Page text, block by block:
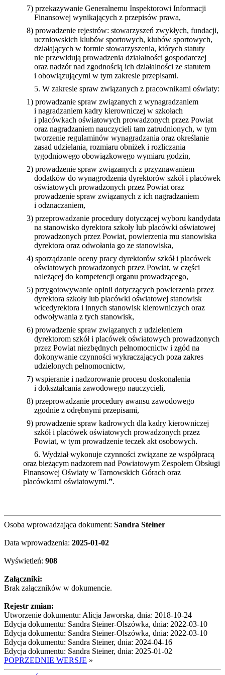
7) przekazywanie Generalnemu Inspektorowi Informacji
Finansowej wynikających z przepisów prawa,
8) prowadzenie rejestrów: stowarzyszeń zwykłych, fundacji,
uczniowskich klubów sportowych, klubów sportowych,
działających w formie stowarzyszenia, których statuty
nie przewidują prowadzenia działalności gospodarczej
oraz nadzór nad zgodnością ich działalności ze statutem
i obowiązującymi w tym zakresie przepisami.
5. W zakresie spraw związanych z pracownikami oświaty:
1) prowadzanie spraw związanych z wynagradzaniem
i nagradzaniem kadry kierowniczej w szkołach
i placówkach oświatowych prowadzonych przez Powiat
oraz nagradzaniem nauczycieli tam zatrudnionych, w tym
tworzenie regulaminów wynagradzania oraz określanie
zasad udzielania, rozmiaru obniżek i rozliczania
tygodniowego obowiązkowego wymiaru godzin,
2) prowadzenie spraw związanych z przyznawaniem
dodatków do wynagrodzenia dyrektorów szkół i placówek
oświatowych prowadzonych przez Powiat oraz
prowadzenie spraw związanych z ich nagradzaniem
i odznaczaniem,
3) przeprowadzanie procedury dotyczącej wyboru kandydata
na stanowisko dyrektora szkoły lub placówki oświatowej
prowadzonych przez Powiat, powierzenia mu stanowiska
dyrektora oraz odwołania go ze stanowiska,
4) sporządzanie oceny pracy dyrektorów szkół i placówek
oświatowych prowadzonych przez Powiat, w części
należącej do kompetencji organu prowadzącego,
5) przygotowywanie opinii dotyczących powierzenia przez
dyrektora szkoły lub placówki oświatowej stanowisk
wicedyrektora i innych stanowisk kierowniczych oraz
odwoływania z tych stanowisk,
6) prowadzenie spraw związanych z udzieleniem
dyrektorom szkół i placówek oświatowych prowadzonych
przez Powiat niezbędnych pełnomocnictw i zgód na
dokonywanie czynności wykraczających poza zakres
udzielonych pełnomocnictw,
7) wspieranie i nadzorowanie procesu doskonalenia
i dokształcania zawodowego nauczycieli,
8) przeprowadzanie procedury awansu zawodowego
zgodnie z odrębnymi przepisami,
9) prowadzenie spraw kadrowych dla kadry kierowniczej
szkół i placówek oświatowych prowadzonych przez
Powiat, w tym prowadzenie teczek akt osobowych.
6.Wydział wykonuje czynności związane ze współpracą
oraz bieżącym nadzorem nad Powiatowym Zespołem Obsługi
Finansowej Oświaty w Tarnowskich Górach oraz
placówkami oświatowymi.”.
Osoba wprowadzająca dokument: Sandra Steiner
Data wprowadzenia: 2025-01-02
Wyświetleń: 908
Załączniki:
Brak załączników w dokumencie.
Rejestr zmian:
Utworzenie dokumentu: Alicja Jaworska, dnia: 2018-10-24
Edycja dokumentu: Sandra Steiner-Olszówka, dnia: 2022-03-10
Edycja dokumentu: Sandra Steiner-Olszówka, dnia: 2022-03-10
Edycja dokumentu: Sandra Steiner, dnia: 2024-04-16
Edycja dokumentu: Sandra Steiner, dnia: 2025-01-02
POPRZEDNIE WERSJE »